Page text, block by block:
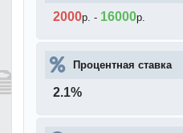
2000р. - 16000р.
Процентная ставка
2.1%